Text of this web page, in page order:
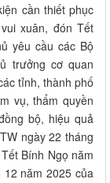
cần thiết phục
xuân, đón Tết
yêu cầu các Bộ
trưởng cơ quan
tỉnh, thành phố
vụ, thẩm quyền
bộ, hiệu quả
ngày 22 tháng
Bính Ngọ năm
năm 2025 của